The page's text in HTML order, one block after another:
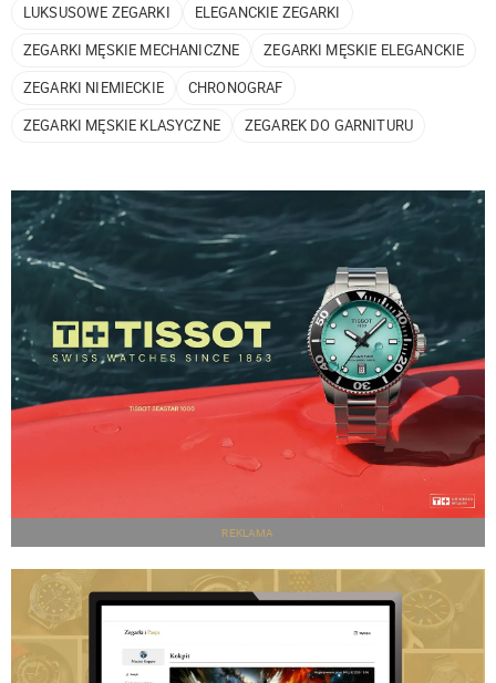
LUKSUSOWE ZEGARKI
ELEGANCKIE ZEGARKI
ZEGARKI MĘSKIE MECHANICZNE
ZEGARKI MĘSKIE ELEGANCKIE
ZEGARKI NIEMIECKIE
CHRONOGRAF
ZEGARKI MĘSKIE KLASYCZNE
ZEGAREK DO GARNITURU
REKLAMA